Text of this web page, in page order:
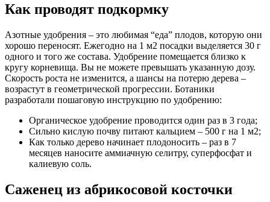
Как проводят подкормку
Азотные удобрения – это любимая “еда” плодов, которую они
хорошо переносят. Ежегодно на 1 м2 посадки выделяется 30 г
одного и того же состава. Удобрение помещается близко к
кругу корневища. Вы не можете превышать указанную дозу.
Скорость роста не изменится, а шансы на потерю дерева –
возрастут в геометрической прогрессии. Ботаники
разработали пошаговую инструкцию по удобрению:
Органическое удобрение проводится один раз в 3 года;
Сильно кислую почву питают кальцием – 500 г на 1 м2;
Как только дерево начинает плодоносить – раз в 7
месяцев наносите аммиачную селитру, суперфосфат и
калиевую соль.
Саженец из абрикосовой косточки